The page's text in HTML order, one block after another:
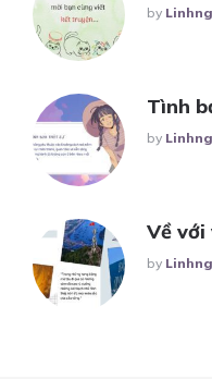
Posted
By
Tình
Posted
By
Về với
Posted
By